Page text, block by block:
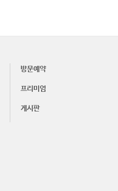
방문예약
프리미엄
게시판